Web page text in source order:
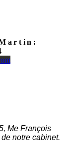
Me François
notre cabinet.